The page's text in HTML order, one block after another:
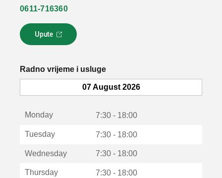
0611-716360
Upute
L
i
k
o
u
Radno vrijeme i usluge
07 August 2026
Monday 7:30 - 18:00
Tuesday 7:30 - 18:00
Wednesday 7:30 - 18:00
Thursday 7:30 - 18:00